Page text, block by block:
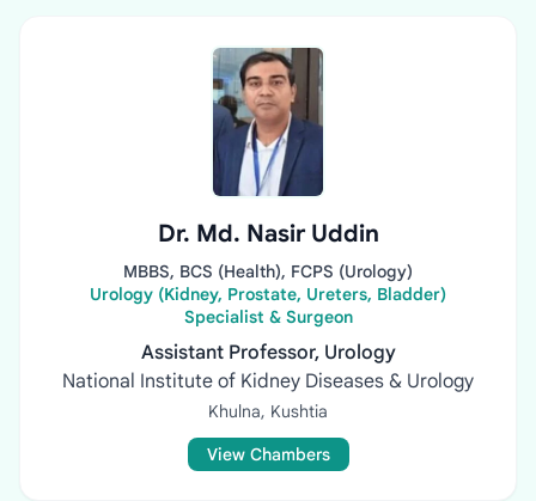
Dr. Md. Nasir Uddin
MBBS, BCS (Health), FCPS (Urology)
Urology (Kidney, Prostate, Ureters, Bladder)
Specialist & Surgeon
Assistant Professor, Urology
National Institute of Kidney Diseases & Urology
Khulna, Kushtia
View Chambers